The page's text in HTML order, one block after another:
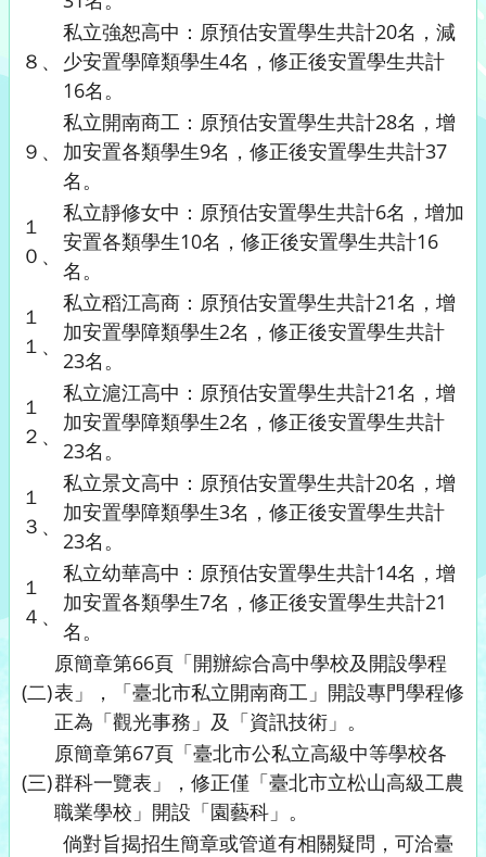
８、
私立強恕高中：原預估安置學生共計20名，減
少安置學障類學生4名，修正後安置學生共計
16名。
９、
私立開南商工：原預估安置學生共計28名，增
加安置各類學生9名，修正後安置學生共計37
名。
１
０、
私立靜修女中：原預估安置學生共計6名，增加
安置各類學生10名，修正後安置學生共計16
名。
１
１、
私立稻江高商：原預估安置學生共計21名，增
加安置學障類學生2名，修正後安置學生共計
23名。
１
２、
私立滬江高中：原預估安置學生共計21名，增
加安置學障類學生2名，修正後安置學生共計
23名。
１
３、
私立景文高中：原預估安置學生共計20名，增
加安置學障類學生3名，修正後安置學生共計
23名。
１
４、
私立幼華高中：原預估安置學生共計14名，增
加安置各類學生7名，修正後安置學生共計21
名。
(二)
原簡章第66頁「開辦綜合高中學校及開設學程
表」，「臺北市私立開南商工」開設專門學程修
正為「觀光事務」及「資訊技術」。
(三)
原簡章第67頁「臺北市公私立高級中等學校各
群科一覽表」，修正僅「臺北市立松山高級工農
職業學校」開設「園藝科」。
倘對旨揭招生簡章或管道有相關疑問，可洽臺